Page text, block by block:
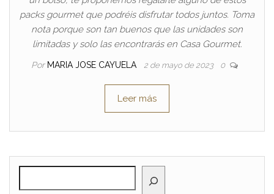
packs gourmet que podréis disfrutar todos juntos. Toma
nota porque son tan buenos que las unidades son
limitadas y solo las encontrarás en Casa Gourmet.
Por MARIA JOSE CAYUELA 2 de mayo de 2023 0
Leer más